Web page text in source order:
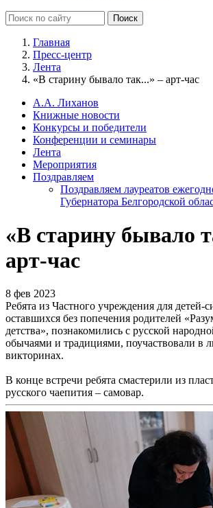
Главная
Пресс-центр
Лента
«В старину бывало так...» – арт-час
А.А. Лиханов
Книжные новости
Конкурсы и победители
Конференции и семинары
Лента
Мероприятия
Поздравляем
Поздравляем лауреатов
Губернатора Белгородской
«В старину бывало
арт-час
8 фев 2023
Ребята из Частного учреждения для детей-
оставшихся без попечения родителей
детства», познакомились с русской
обычаями и традициями, поучаствовали в
викторинах.
В конце встречи ребята смастерили из
русского чаепития – самовар.